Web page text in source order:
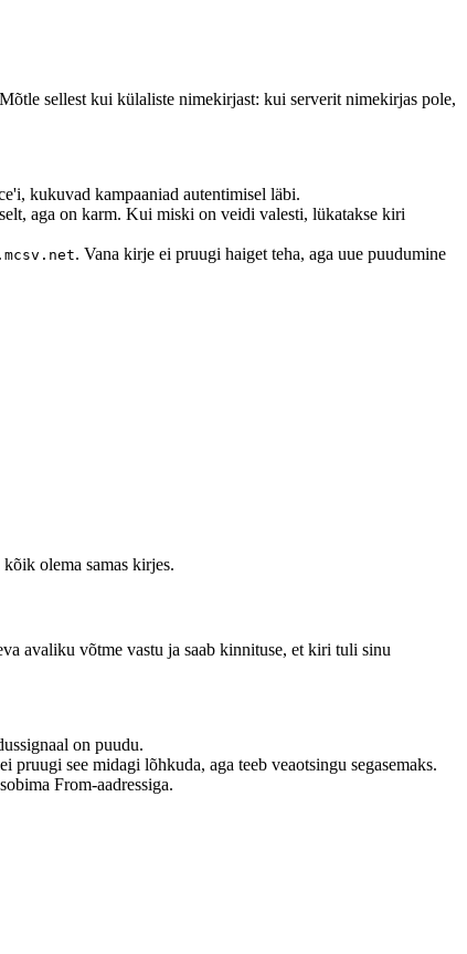
sellest kui külaliste nimekirjast: kui serverit nimekirjas pole,
kukuvad kampaaniad autentimisel läbi.
aga on karm. Kui miski on veidi valesti, lükatakse kiri
. Vana kirje ei pruugi haiget teha, aga uue puudumine
olema samas kirjes.
avaliku võtme vastu ja saab kinnituse, et kiri tuli sinu
on puudu.
see midagi lõhkuda, aga teeb veaotsingu segasemaks.
From-aadressiga.